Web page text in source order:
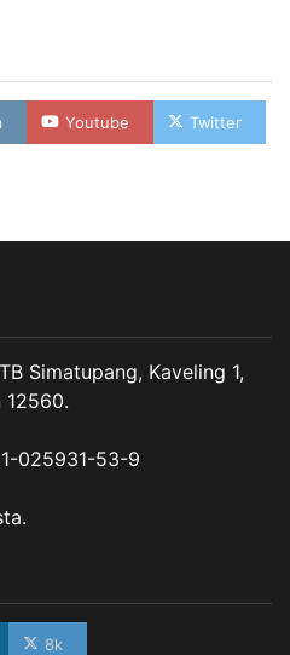
Youtube Twitter
Simatupang, Kaveling 1,
12560.
025931-53-9
8k